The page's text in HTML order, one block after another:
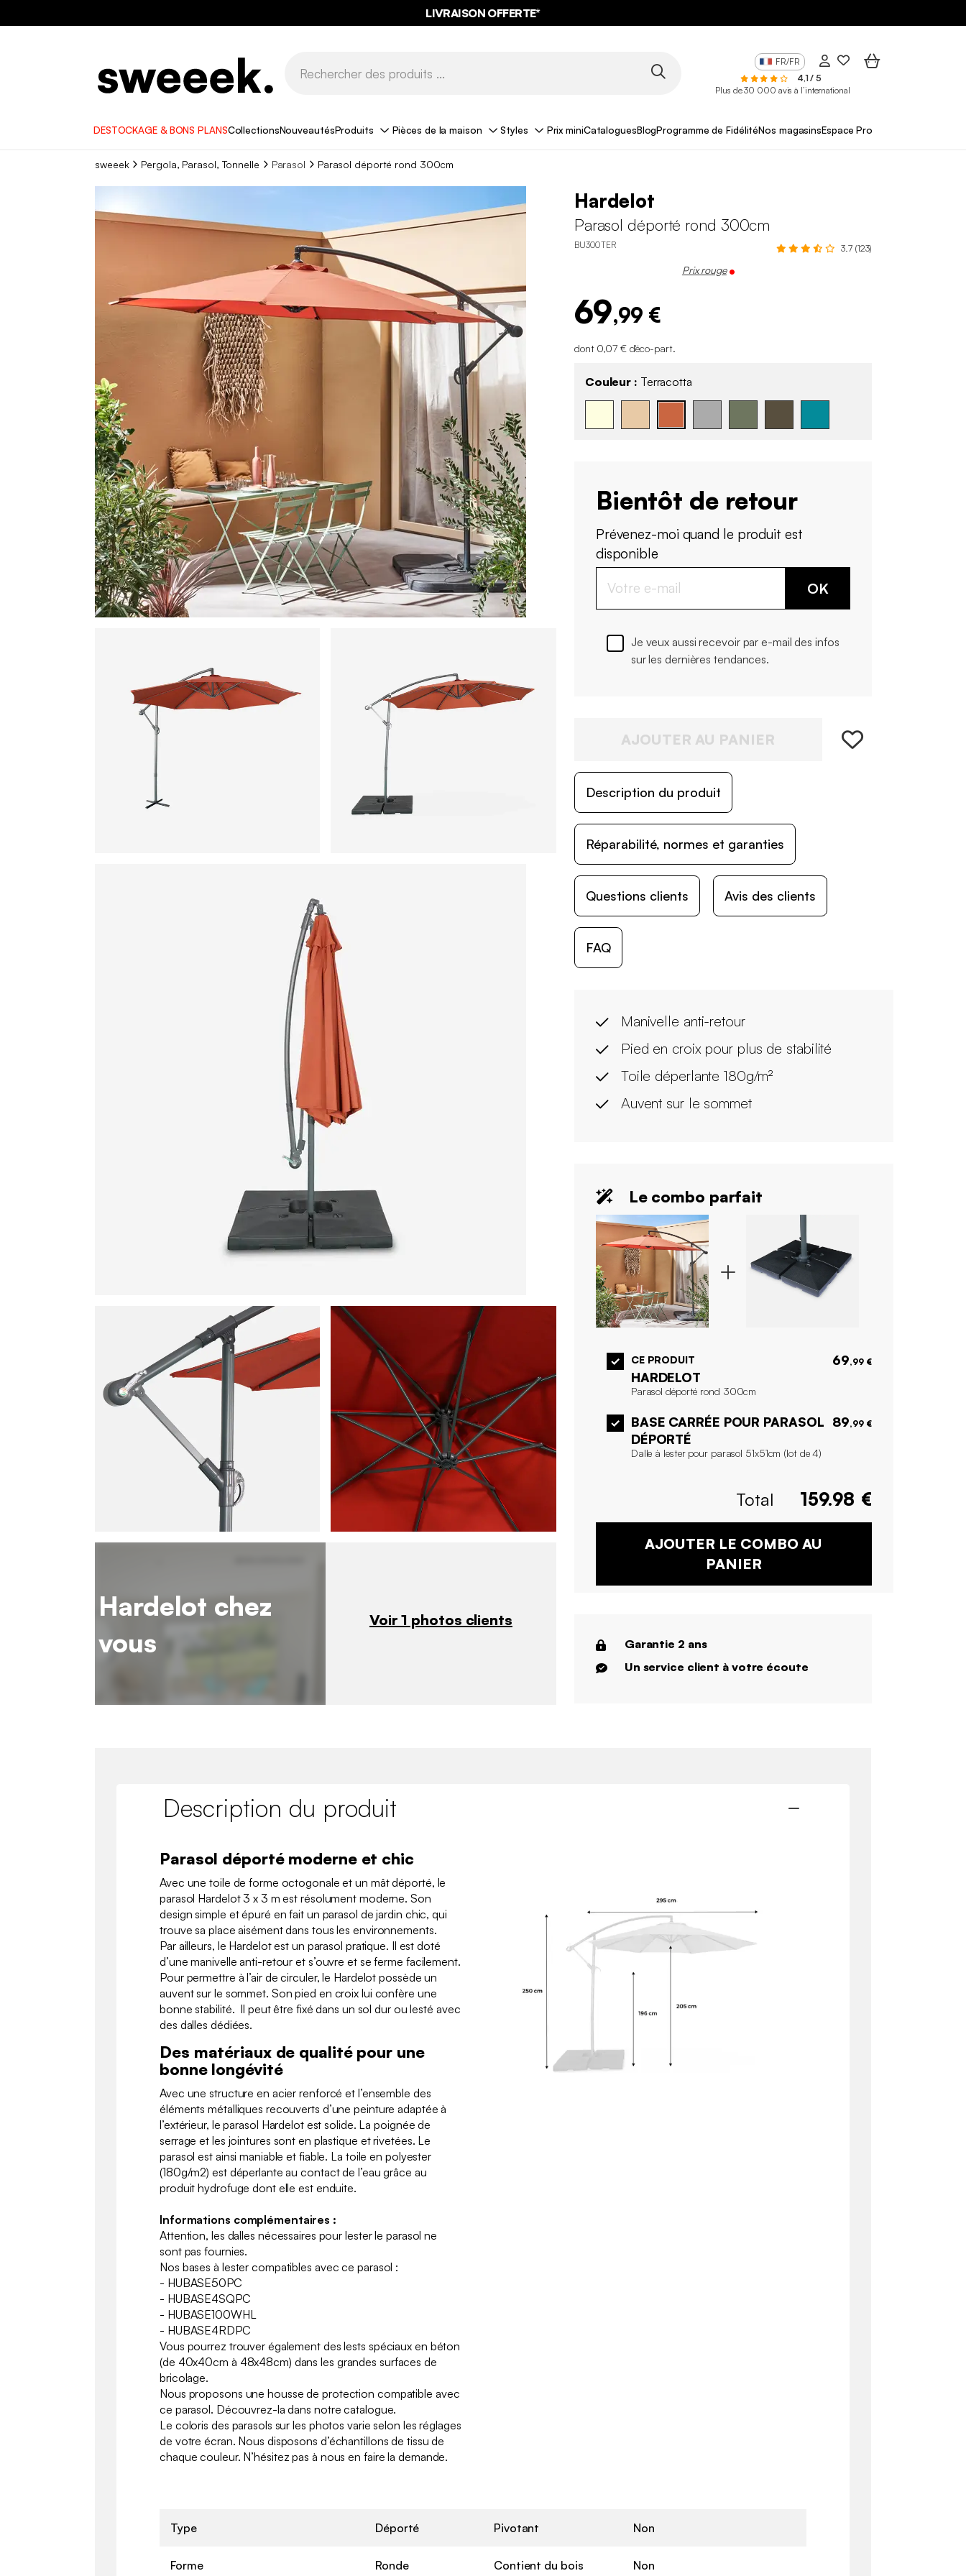
LIVRAISON OFFERTE*
FR/FR
4,1 / 5
Plus de 30 000 avis à l’international
DESTOCKAGE & BONS PLANSCollectionsNouveautésProduits Pièces de la maison Styles Prix miniCataloguesBlogProgramme de FidélitéNos magasinsEspace Pro
sweeek Pergola, Parasol, Tonnelle Parasol Parasol déporté rond 300cm
Hardelot chez
vous
Voir 1 photos clients
Hardelot
Parasol déporté rond 300cm
BU300TER 3.7 (123)
Prix rouge
69,99 €
dont 0,07 € d'éco-part.
Couleur : Terracotta
Bientôt de retour
Prévenez-moi quand le produit est
disponible
OK
Je veux aussi recevoir par e-mail des infos
sur les dernières tendances.
AJOUTER AU PANIER
Description du produit
Réparabilité, normes et garanties
Questions clients Avis des clients
FAQ
Manivelle anti-retour
Pied en croix pour plus de stabilité
Toile déperlante 180g/m²
Auvent sur le sommet
Le combo parfait
CE PRODUIT
HARDELOT
Parasol déporté rond 300cm
69,99 €
BASE CARRÉE POUR PARASOL
DÉPORTÉ
Dalle à lester pour parasol 51x51cm (lot de 4)
89,99 €
Total 159.98 €
AJOUTER LE COMBO AU
PANIER
Garantie 2 ans
Un service client à votre écoute
Description du produit
Parasol déporté moderne et chic
Avec une toile de forme octogonale et un mât déporté, le
parasol Hardelot 3 x 3 m est résolument moderne. Son
design simple et épuré en fait un parasol de jardin chic, qui
trouve sa place aisément dans tous les environnements.
Par ailleurs, le Hardelot est un parasol pratique. Il est doté
d’une manivelle anti-retour et s’ouvre et se ferme facilement.
Pour permettre à l’air de circuler, le Hardelot possède un
auvent sur le sommet. Son pied en croix lui confère une
bonne stabilité. Il peut être fixé dans un sol dur ou lesté avec
des dalles dédiées.
Des matériaux de qualité pour une
bonne longévité
Avec une structure en acier renforcé et l’ensemble des
éléments métalliques recouverts d’une peinture adaptée à
l’extérieur, le parasol Hardelot est solide. La poignée de
serrage et les jointures sont en plastique et rivetées. Le
parasol est ainsi maniable et fiable. La toile en polyester
(180g/m2) est déperlante au contact de l’eau grâce au
produit hydrofuge dont elle est enduite.
Informations complémentaires :
Attention, les dalles nécessaires pour lester le parasol ne
sont pas fournies.
Nos bases à lester compatibles avec ce parasol :
- HUBASE50PC
- HUBASE4SQPC
- HUBASE100WHL
- HUBASE4RDPC
Vous pourrez trouver également des lests spéciaux en béton
(de 40x40cm à 48x48cm) dans les grandes surfaces de
bricolage.
Nous proposons une housse de protection compatible avec
ce parasol. Découvrez-la dans notre catalogue.
Le coloris des parasols sur les photos varie selon les réglages
de votre écran. Nous disposons d’échantillons de tissu de
chaque couleur. N’hésitez pas à nous en faire la demande.
Type Déporté
Forme Ronde
Pivotant Non
Contient du bois Non